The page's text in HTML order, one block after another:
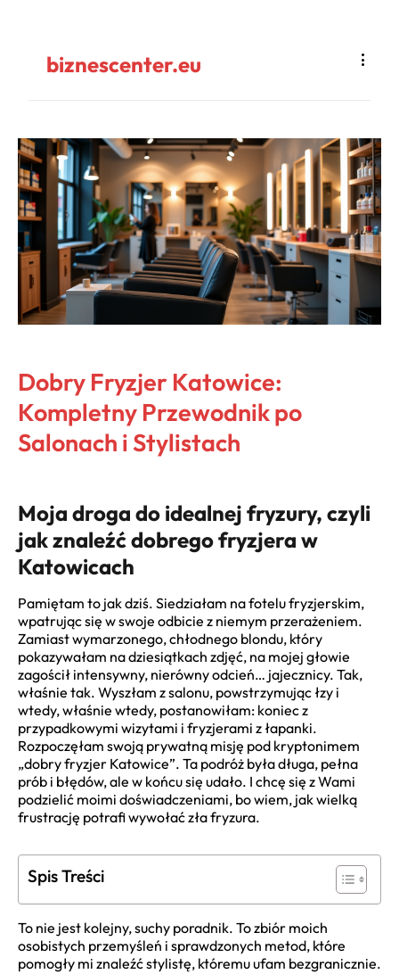
biznescenter.eu
Dobry Fryzjer Katowice:
Kompletny Przewodnik po
Salonach i Stylistach
Moja droga do idealnej fryzury, czyli
jak znaleźć dobrego fryzjera w
Katowicach
Pamiętam to jak dziś. Siedziałam na fotelu fryzjerskim,
wpatrując się w swoje odbicie z niemym przerażeniem.
Zamiast wymarzonego, chłodnego blondu, który
pokazywałam na dziesiątkach zdjęć, na mojej głowie
zagościł intensywny, nierówny odcień… jajecznicy. Tak,
właśnie tak. Wyszłam z salonu, powstrzymując łzy i
wtedy, właśnie wtedy, postanowiłam: koniec z
przypadkowymi wizytami i fryzjerami z łapanki.
Rozpoczęłam swoją prywatną misję pod kryptonimem
„dobry fryzjer Katowice”. Ta podróż była długa, pełna
prób i błędów, ale w końcu się udało. I chcę się z Wami
podzielić moimi doświadczeniami, bo wiem, jak wielką
frustrację potrafi wywołać zła fryzura.
Spis Treści
To nie jest kolejny, suchy poradnik. To zbiór moich
osobistych przemyśleń i sprawdzonych metod, które
pomogły mi znaleźć stylistę, któremu ufam bezgranicznie.